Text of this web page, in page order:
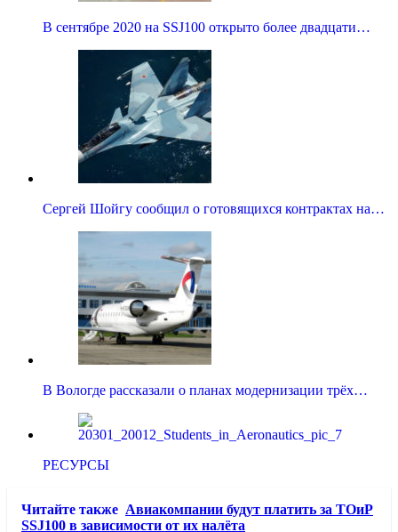
В сентябре 2020 на SSJ100 открыто более двадцати…
Сергей Шойгу сообщил о готовящихся контрактах на…
В Вологде рассказали о планах модернизации трёх…
РЕСУРСЫ
Читайте также Авиакомпании будут платить за ТОиР
SSJ100 в зависимости от их налёта